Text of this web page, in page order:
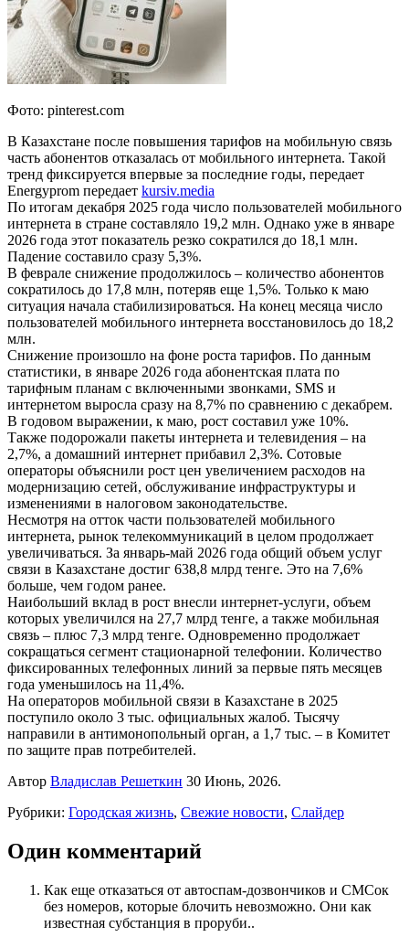
Фото: pinterest.com
В Казахстане после повышения тарифов на мобильную связь
часть абонентов отказалась от мобильного интернета. Такой
тренд фиксируется впервые за последние годы, передает
Energyprom передает kursiv.media
По итогам декабря 2025 года число пользователей мобильного
интернета в стране составляло 19,2 млн. Однако уже в январе
2026 года этот показатель резко сократился до 18,1 млн.
Падение составило сразу 5,3%.
В феврале снижение продолжилось – количество абонентов
сократилось до 17,8 млн, потеряв еще 1,5%. Только к маю
ситуация начала стабилизироваться. На конец месяца число
пользователей мобильного интернета восстановилось до 18,2
млн.
Снижение произошло на фоне роста тарифов. По данным
статистики, в январе 2026 года абонентская плата по
тарифным планам с включенными звонками, SMS и
интернетом выросла сразу на 8,7% по сравнению с декабрем.
В годовом выражении, к маю, рост составил уже 10%.
Также подорожали пакеты интернета и телевидения – на
2,7%, а домашний интернет прибавил 2,3%. Сотовые
операторы объяснили рост цен увеличением расходов на
модернизацию сетей, обслуживание инфраструктуры и
изменениями в налоговом законодательстве.
Несмотря на отток части пользователей мобильного
интернета, рынок телекоммуникаций в целом продолжает
увеличиваться. За январь-май 2026 года общий объем услуг
связи в Казахстане достиг 638,8 млрд тенге. Это на 7,6%
больше, чем годом ранее.
Наибольший вклад в рост внесли интернет-услуги, объем
которых увеличился на 27,7 млрд тенге, а также мобильная
связь – плюс 7,3 млрд тенге. Одновременно продолжает
сокращаться сегмент стационарной телефонии. Количество
фиксированных телефонных линий за первые пять месяцев
года уменьшилось на 11,4%.
На операторов мобильной связи в Казахстане в 2025
поступило около 3 тыс. официальных жалоб. Тысячу
направили в антимонопольный орган, а 1,7 тыс. – в Комитет
по защите прав потребителей.
Автор Владислав Решеткин 30 Июнь, 2026.
Рубрики: Городская жизнь, Свежие новости, Слайдер
Один комментарий
Как еще отказаться от автоспам-дозвончиков и СМСок
без номеров, которые блочить невозможно. Они как
известная субстанция в проруби..